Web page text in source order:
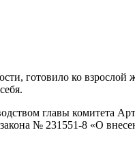
готовило ко
главы комитета
№ 231551-8 «О